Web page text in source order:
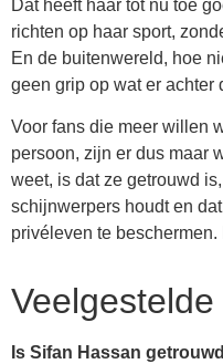
Dat heeft haar tot nu toe
richten op haar sport,
En de buitenwereld, hoe
geen grip op wat er achter
Voor fans die meer willen
persoon, zijn er dus maar
weet, is dat ze getrouwd
schijnwerpers houdt en
privéleven te
Is Sifan Hassan